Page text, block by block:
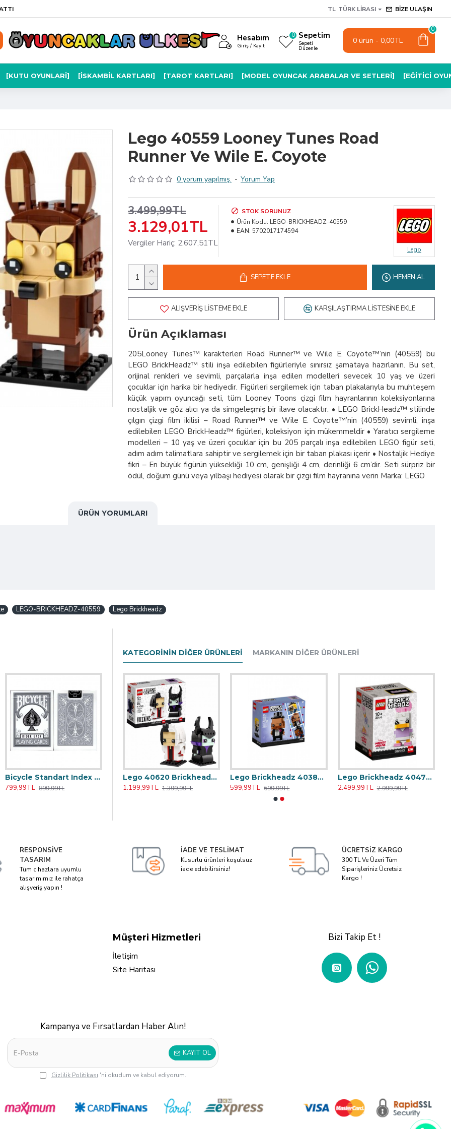
TL TÜRK LIRASI BIZE ULAŞIN
Hesabım
Giriş / Kayıt
Sepetim
Sepeti
Düzenle
0
0 ürün - 0,00TL
0
[KUTU OYUNLARI] [İSKAMBIL KARTLARI] [TAROT KARTLARI] [MODEL OYUNCAK ARABALAR VE SETLERI] [EĞITICI
Lego 40559 Looney Tunes Road
Runner Ve Wile E. Coyote
0 yorum yapılmış. - Yorum Yap
3.129,01TL
3.499,99TL
Vergiler Hariç: 2.607,51TL
STOK SORUNUZ
Ürün Kodu: LEGO-BRICKHEADZ-40559
EAN: 5702017174594
Lego
SEPETE EKLE HEMEN AL
ALIŞVERIŞ LISTEME EKLE KARŞILAŞTIRMA LISTESINE EKLE
Ürün Açıklaması
205Looney Tunes™ karakterleri Road Runner™ ve Wile E. Coyote™’nin (40559) bu
LEGO BrickHeadz™ stili inşa edilebilen figürleriyle sınırsız şamataya hazırlanın. Bu set,
orijinal renkleri ve sevimli, parçalarla inşa edilen modelleri sevecek 10 yaş ve üzeri
çocuklar için harika bir hediyedir. Figürleri sergilemek için taban plakalarıyla bu muhteşem
küçük yapım oyuncağı seti, tüm Looney Toons çizgi film hayranlarının koleksiyonlarına
nostaljik ve göz alıcı ya da simgeleşmiş bir ilave olacaktır. • LEGO BrickHeadz™ stilinde
çılgın çizgi film ikilisi – Road Runner™ ve Wile E. Coyote™’nin (40559) sevimli, inşa
edilebilen LEGO BrickHeadz™ figürleri, koleksiyon için mükemmeldir • Yaratıcı sergileme
modelleri – 10 yaş ve üzeri çocuklar için bu 205 parçalı inşa edilebilen LEGO figür seti,
adım adım talimatlara sahiptir ve sergilemek için bir taban plakası içerir • Nostaljik Hediye
fikri – En büyük figürün yüksekliği 10 cm, genişliği 4 cm, derinliği 6 cm’dir. Seti sürpriz bir
ödül, doğum günü veya yılbaşı hediyesi olarak bir çizgi film hayranına verin Marka: LEGO
ÜRÜN YORUMLARI
LEGO-BRICKHEADZ-40559 Lego Brickheadz
Bicycle Standart Index Gri Gümüş Rider Back Oyun Kağıdı Kartı iskambil Kartları Destesi
799,99TL 899,99TL
KATEGORININ DIĞER ÜRÜNLERI MARKANIN DIĞER ÜRÜNLERI
2.199,99TL 2.999,99TL
Lego 40620 Brickheadz Disney Classic Cruella Ile Malefiz
1.199,99TL 1.399,99TL
Lego Brickheadz 40384 Wedding Groom iconic Damat
599,99TL 699,99TL
Lego Brickheadz 40476 Daisy Duck
2.499,99TL 2.999,99TL
RESPONSIVE
TASARIM
Tüm cihazlara uyumlu
tasarımımız ile rahatça
alışveriş yapın !
İADE VE TESLIMAT
Kusurlu ürünleri koşulsuz
iade edebilirsiniz!
ÜCRETSIZ KARGO
300 TL Ve Üzeri Tüm
Siparişleriniz Ücretsiz
Kargo !
Müşteri Hizmetleri
İletişim
Site Haritası
Bizi Takip Et !
Kampanya ve Fırsatlardan Haber Alın!
KAYIT OL
Gizlilik Politikası 'ni okudum ve kabul ediyorum.